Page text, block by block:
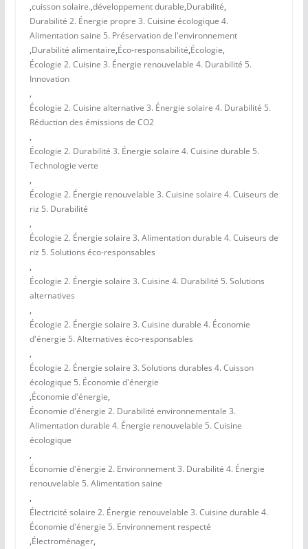
,cuisson solaire.,développement durable,Durabilité,
Durabilité 2. Énergie propre 3. Cuisine écologique 4.
Alimentation saine 5. Préservation de l'environnement
,Durabilité alimentaire,Éco-responsabilité,Écologie,
Écologie 2. Cuisine 3. Énergie renouvelable 4. Durabilité 5.
Innovation
,
Écologie 2. Cuisine alternative 3. Énergie solaire 4. Durabilité 5.
Réduction des émissions de CO2
,
Écologie 2. Durabilité 3. Énergie solaire 4. Cuisine durable 5.
Technologie verte
,
Écologie 2. Énergie renouvelable 3. Cuisine solaire 4. Cuiseurs de
riz 5. Durabilité
,
Écologie 2. Énergie solaire 3. Alimentation durable 4. Cuiseurs de
riz 5. Solutions éco-responsables
,
Écologie 2. Énergie solaire 3. Cuisine 4. Durabilité 5. Solutions
alternatives
,
Écologie 2. Énergie solaire 3. Cuisine durable 4. Économie
d'énergie 5. Alternatives éco-responsables
,
Écologie 2. Énergie solaire 3. Solutions durables 4. Cuisson
écologique 5. Économie d'énergie
,Économie d'énergie,
Économie d'énergie 2. Durabilité environnementale 3.
Alimentation durable 4. Énergie renouvelable 5. Cuisine
écologique
,
Économie d'énergie 2. Environnement 3. Durabilité 4. Énergie
renouvelable 5. Alimentation saine
,
Électricité solaire 2. Énergie renouvelable 3. Cuisine durable 4.
Économie d'énergie 5. Environnement respecté
,Électroménager,